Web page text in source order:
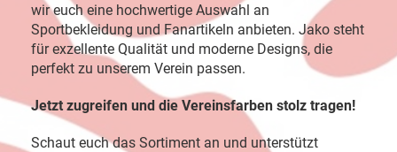
wir euch eine hochwertige Auswahl an
Sportbekleidung und Fanartikeln anbieten. Jako steht
für exzellente Qualität und moderne Designs, die
perfekt zu unserem Verein passen.
Jetzt zugreifen und die Vereinsfarben stolz tragen!
Schaut euch das Sortiment an und unterstützt